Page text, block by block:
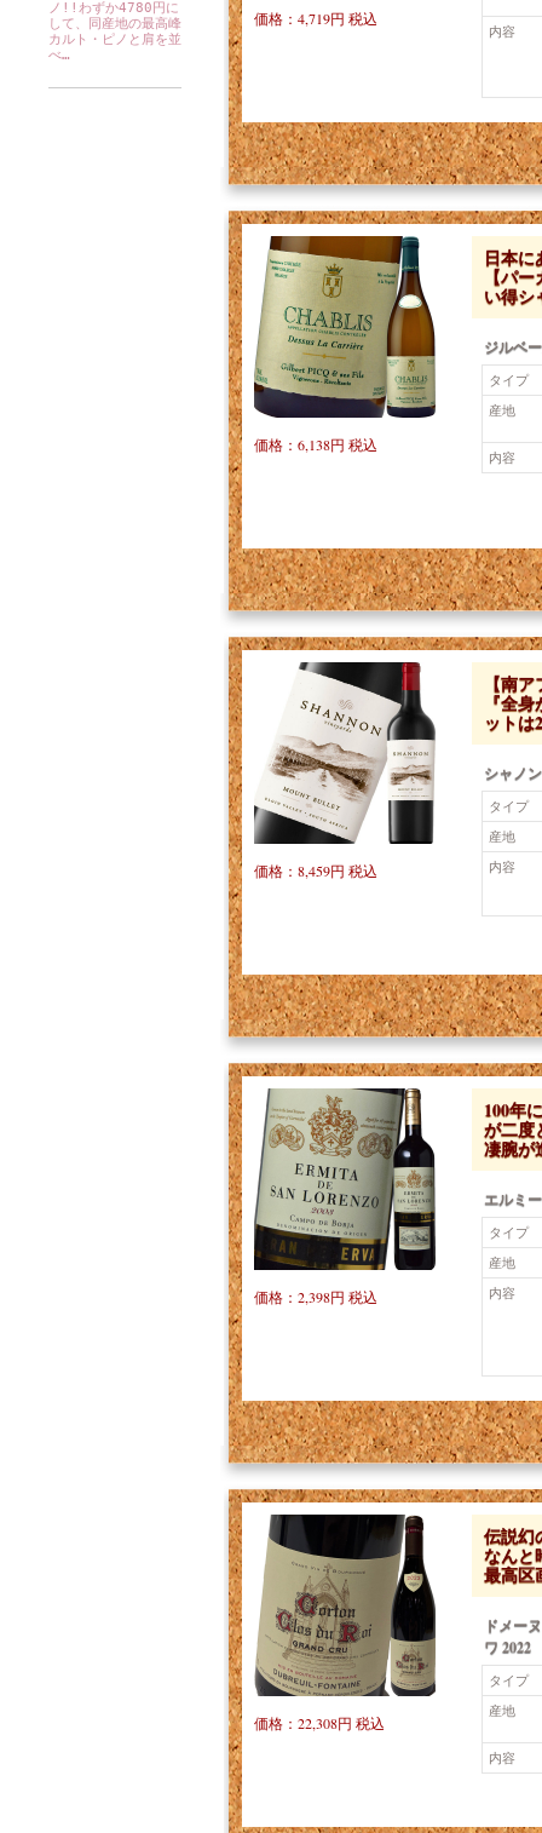
ノ!!わずか4780円に
して、同産地の最高峰
カルト・ピノと肩を並
べ…
内容
価格：4,719円 税込
日本
【パ
い得
ジルベ
タイプ
産地
内容
価格：6,138円 税込
【南
『全
ット
シャノ
タイプ
産地
内容
価格：8,459円 税込
100年
が二度
凄腕が
エルミ
タイプ
産地
内容
価格：2,398円 税込
伝説幻
なんと
最高区
ドメー
ワ 2022
タイプ
産地
内容
価格：22,308円 税込